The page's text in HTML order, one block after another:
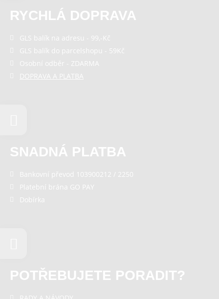
RYCHLÁ DOPRAVA
GLS balík na adresu - 99,-Kč
GLS balík do parcelshopu - 59Kč
Osobní odběr - ZDARMA
DOPRAVA A PLATBA
SNADNÁ PLATBA
Bankovní převod 103900212 / 2250
Platební brána GO PAY
Dobírka
POTŘEBUJETE PORADIT?